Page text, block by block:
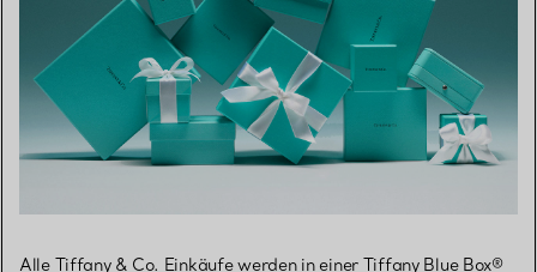
Alle Tiffany & Co. Einkäufe werden in einer Tiffany Blue Box®